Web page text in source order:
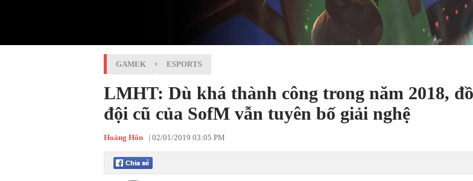
GAMEK › ESPORTS
LMHT: Dù khá thành công trong năm 2018,
đội cũ của SofM vẫn tuyên bố giải nghệ
Hoàng Hôn | 02/01/2019 03:05 PM